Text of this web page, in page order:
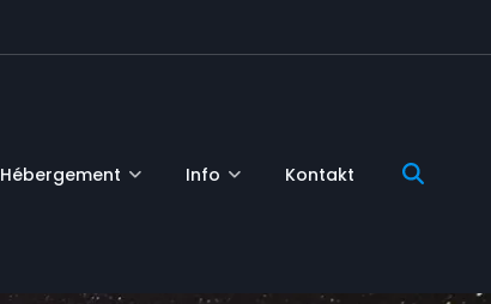
Hébergement Info Kontakt